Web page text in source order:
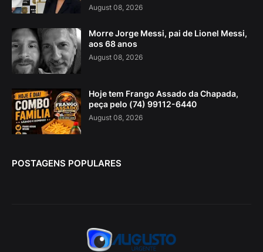
August 08, 2026
Morre Jorge Messi, pai de Lionel Messi,
aos 68 anos
August 08, 2026
Hoje tem Frango Assado da Chapada,
peça pelo (74) 99112-6440
August 08, 2026
POSTAGENS POPULARES